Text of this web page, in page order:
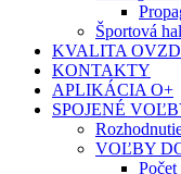
Športová
KVALITA
KONTAKTY
APLIKÁCIA O+
SPOJENÉ
VOĽBY